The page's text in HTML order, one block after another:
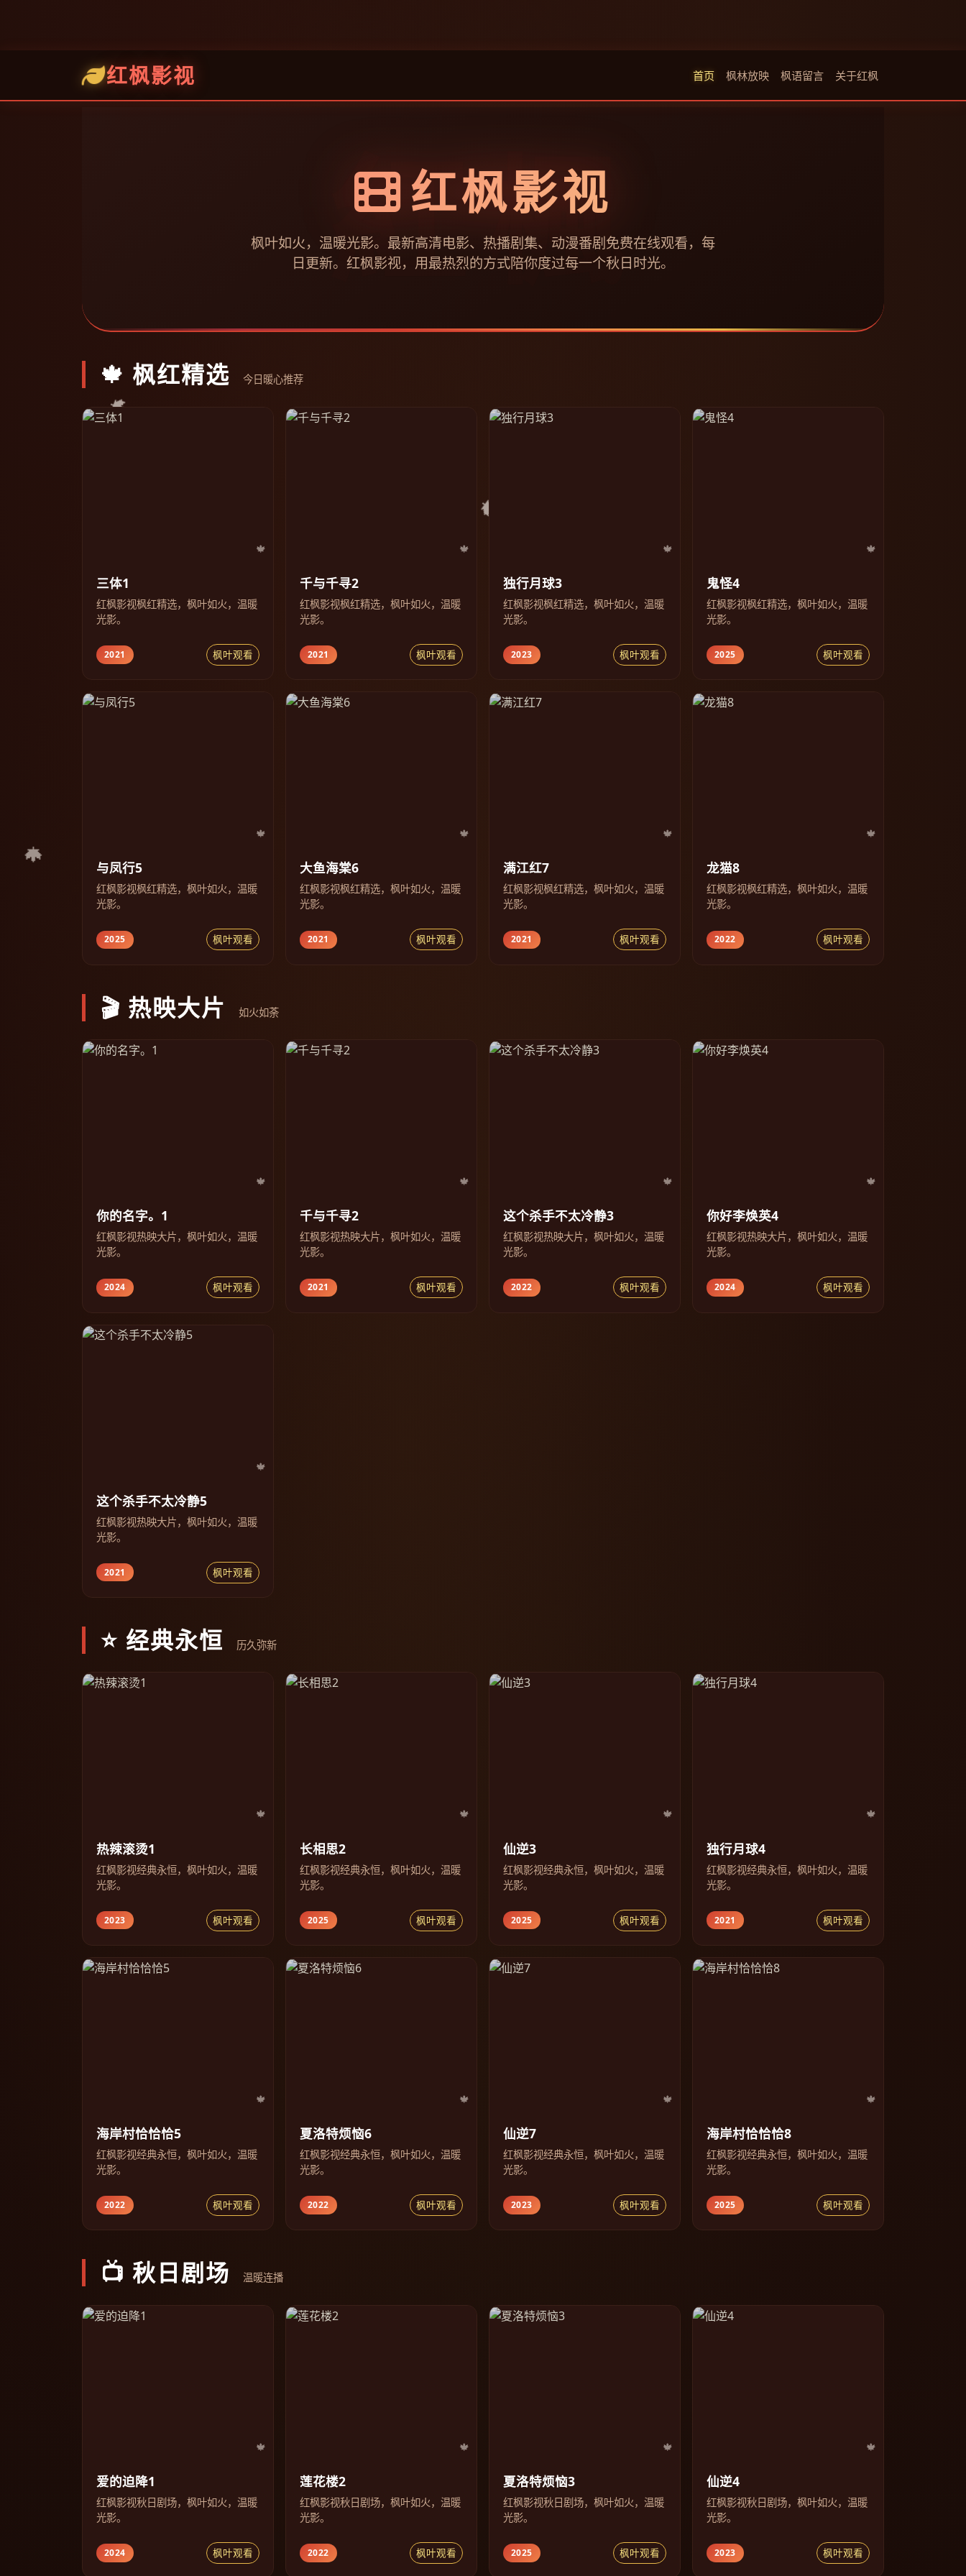
红枫影视 首页 枫林放映 枫语留言 关于红枫
红枫影视
枫叶如火，温暖光影。最新高清电影、热播剧集、动漫番剧免费在线观看，每
日更新。红枫影视，用最热烈的方式陪你度过每一个秋日时光。
🍁 枫红精选 今日暖心推荐
三体1
红枫影视枫红精选，枫叶如火，温暖
光影。
2021 枫叶观看
千与千寻2
红枫影视枫红精选，枫叶如火，温暖
光影。
2021 枫叶观看
独行月球3
红枫影视枫红精选，枫叶如火，温暖
光影。
2023 枫叶观看
鬼怪4
红枫影视枫红精选，枫叶如火，温暖
光影。
2025 枫叶观看
与凤行5
红枫影视枫红精选，枫叶如火，温暖
光影。
2025 枫叶观看
大鱼海棠6
红枫影视枫红精选，枫叶如火，温暖
光影。
2021 枫叶观看
满江红7
红枫影视枫红精选，枫叶如火，温暖
光影。
2021 枫叶观看
龙猫8
红枫影视枫红精选，枫叶如火，温暖
光影。
2022 枫叶观看
🎬 热映大片 如火如荼
你的名字。1
红枫影视热映大片，枫叶如火，温暖
光影。
2024 枫叶观看
千与千寻2
红枫影视热映大片，枫叶如火，温暖
光影。
2021 枫叶观看
这个杀手不太冷静3
红枫影视热映大片，枫叶如火，温暖
光影。
2022 枫叶观看
你好李焕英4
红枫影视热映大片，枫叶如火，温暖
光影。
2024 枫叶观看
这个杀手不太冷静5
红枫影视热映大片，枫叶如火，温暖
光影。
2021 枫叶观看
⭐ 经典永恒 历久弥新
热辣滚烫1
红枫影视经典永恒，枫叶如火，温暖
光影。
2023 枫叶观看
长相思2
红枫影视经典永恒，枫叶如火，温暖
光影。
2025 枫叶观看
仙逆3
红枫影视经典永恒，枫叶如火，温暖
光影。
2025 枫叶观看
独行月球4
红枫影视经典永恒，枫叶如火，温暖
光影。
2021 枫叶观看
海岸村恰恰恰5
红枫影视经典永恒，枫叶如火，温暖
光影。
2022 枫叶观看
夏洛特烦恼6
红枫影视经典永恒，枫叶如火，温暖
光影。
2022 枫叶观看
仙逆7
红枫影视经典永恒，枫叶如火，温暖
光影。
2023 枫叶观看
海岸村恰恰恰8
红枫影视经典永恒，枫叶如火，温暖
光影。
2025 枫叶观看
📺 秋日剧场 温暖连播
爱的迫降1
红枫影视秋日剧场，枫叶如火，温暖
光影。
2024 枫叶观看
莲花楼2
红枫影视秋日剧场，枫叶如火，温暖
光影。
2022 枫叶观看
夏洛特烦恼3
红枫影视秋日剧场，枫叶如火，温暖
光影。
2025 枫叶观看
仙逆4
红枫影视秋日剧场，枫叶如火，温暖
光影。
2023 枫叶观看